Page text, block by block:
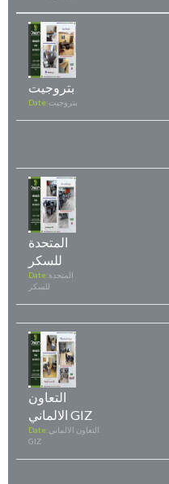
بتروجيت
Date:بتروجيت
المتحدة
للسكر
Date:المتحدة
للسكر
التعاون
الالماني GIZ
Date:التعاون الالماني
GIZ